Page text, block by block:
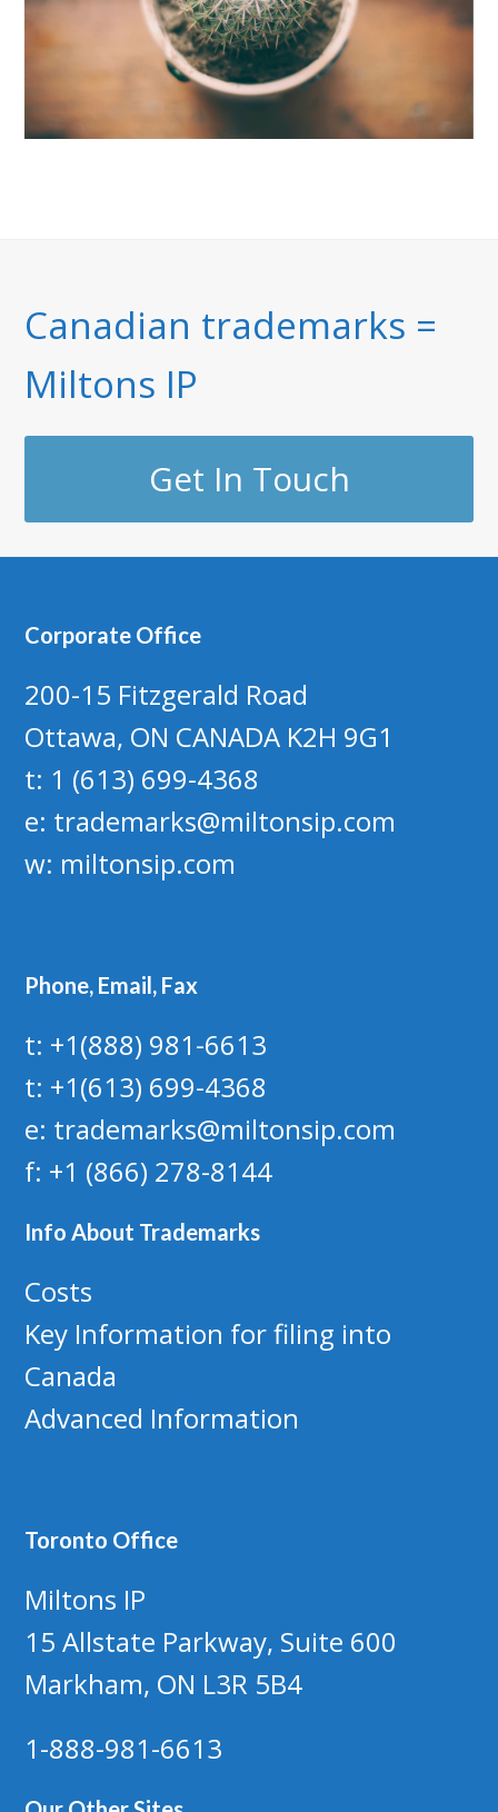
Canadian trademarks =
Miltons IP
Get In Touch
Corporate Office
200-15 Fitzgerald Road
Ottawa, ON CANADA K2H 9G1
t: 1 (613) 699-4368
e: trademarks@miltonsip.com
w: miltonsip.com
Phone, Email, Fax
t: +1(888) 981-6613
t: +1(613) 699-4368
e: trademarks@miltonsip.com
f: +1 (866) 278-8144
Info About Trademarks
Costs
Key Information for filing into
Canada
Advanced Information
Toronto Office
Miltons IP
15 Allstate Parkway, Suite 600
Markham, ON L3R 5B4
1-888-981-6613